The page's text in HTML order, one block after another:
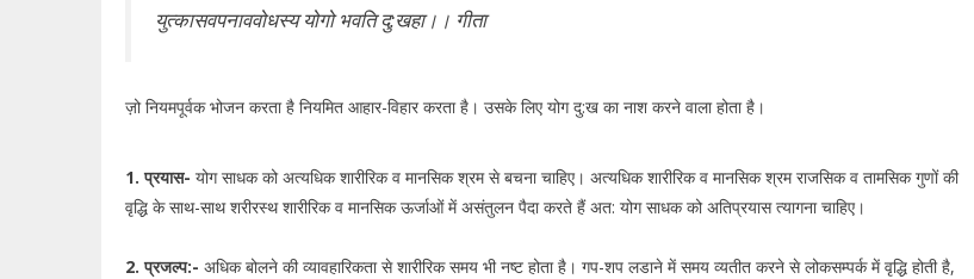
युत्कासवपनाववोधस्य योगो भवति दु:खहा।। गीता
ज़ो नियमपूर्वक भोजन करता है नियमित आहार-विहार करता है। उसके लिए योग दु:ख का नाश करने वाला होता है।
1. प्रयास- योग साधक को अत्यधिक शारीरिक व मानसिक श्रम से बचना चाहिए। अत्यधिक शारीरिक व मानसिक श्रम राजसिक व तामसिक गुणों की
वृद्धि के साथ-साथ शरीरस्थ शारीरिक व मानसिक ऊर्जाओं में असंतुलन पैदा करते हैं अत: योग साधक को अतिप्रयास त्यागना चाहिए।
2. प्रजल्प:- अधिक बोलने की व्यावहारिकता से शारीरिक समय भी नष्ट होता है। गप-शप लडाने में समय व्यतीत करने से लोकसम्पर्क में वृद्धि होती है,